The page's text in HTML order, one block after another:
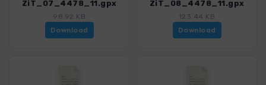
ZiT_07_4478_11.gpx
98.92 KB
Download
ZiT_08_4478_11.gpx
123.44 KB
Download